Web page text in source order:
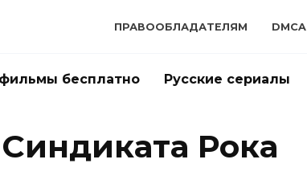
ПРАВООБЛАДАТЕЛЯМ DMCA
бесплатно Русские сериалы
Рока